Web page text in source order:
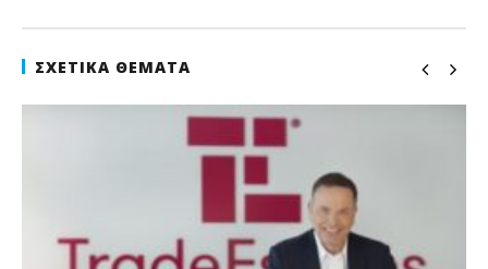
ΣΧΕΤΙΚΆ ΘΈΜΑΤΑ